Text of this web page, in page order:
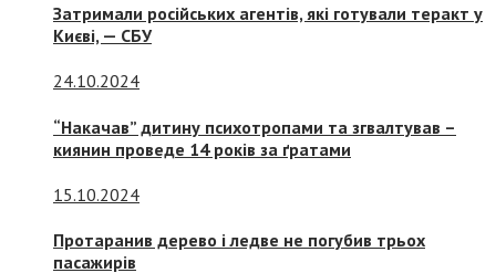
Затримали російських агентів, які готували теракт у
Києві, — СБУ
24.10.2024
“Накачав” дитину психотропами та згвалтував –
киянин проведе 14 років за ґратами
15.10.2024
Протаранив дерево і ледве не погубив трьох
пасажирів